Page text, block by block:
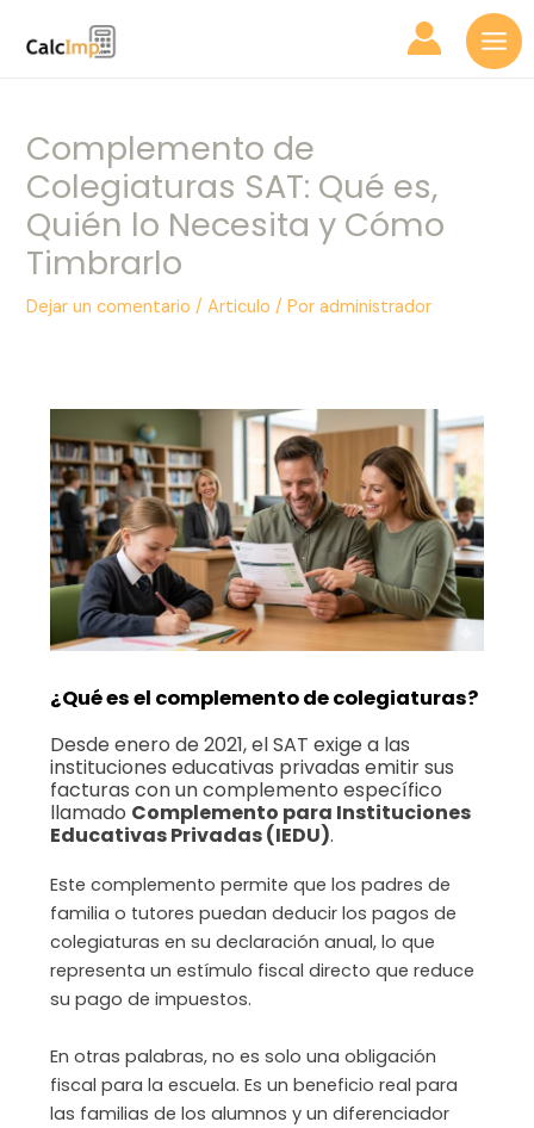
Complemento de
Colegiaturas SAT: Qué es,
Quién lo Necesita y Cómo
Timbrarlo
Dejar un comentario /Articulo / Poradministrador
¿Qué es el complemento de colegiaturas?
Desde enero de 2021, el SAT exige a las
instituciones educativas privadas emitir sus
facturas con un complemento específico
llamado Complemento para Instituciones
Educativas Privadas (IEDU).
Este complemento permite que los padres de
familia o tutores puedan deducir los pagos de
colegiaturas en su declaración anual, lo que
representa un estímulo fiscal directo que reduce
su pago de impuestos.
En otras palabras, no es solo una obligación
fiscal para la escuela. Es un beneficio real para
las familias de los alumnos y un diferenciador
de